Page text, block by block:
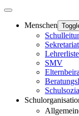
Menschen
Sekretariat
SMV